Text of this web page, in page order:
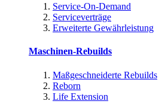
Service-On-Demand
Serviceverträge
Erweiterte Gewährleistung
Maschinen-Rebuilds
Maßgeschneiderte Rebuilds
Reborn
Life Extension